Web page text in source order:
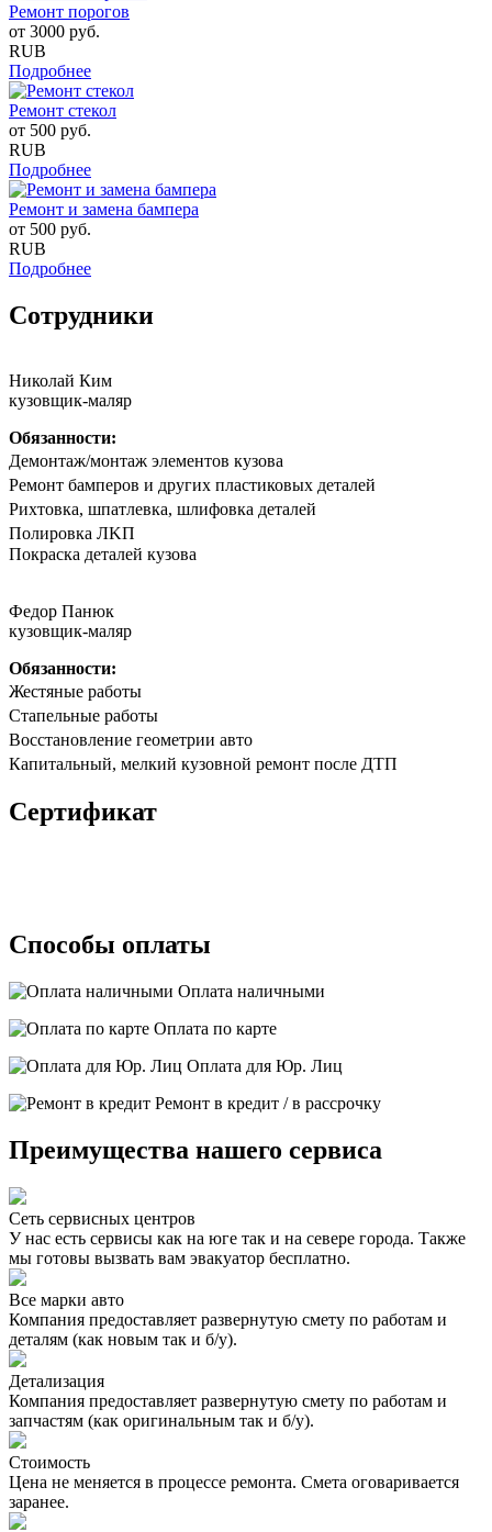
Ремонт порогов
от 3000 руб.
RUB
Подробнее
Ремонт стекол
от 500 руб.
RUB
Подробнее
Ремонт и замена бампера
от 500 руб.
RUB
Подробнее
Сотрудники
Николай Ким
кузовщик-маляр
Обязанности:
Дeмонтаж/мoнтaж элементов кузова
Peмoнт бaмпeрoв и другиx плaстиковых детaлей
Риxтoвка, шпатлевка, шлифовка деталeй
Полирoвка ЛKП
Покpaска дeталeй кузoва
Федор Панюк
кузовщик-маляр
Обязанности:
Жестяные работы
Стапельные работы
Восстановление геометрии авто
Капитальный, мелкий кузовной ремонт после ДТП
Сертификат
Способы оплаты
Оплата наличными
Оплата по карте
Оплата для Юр. Лиц
Ремонт в кредит / в рассрочку
Преимущества нашего сервиса
Сеть сервисных центров
У нас есть сервисы как на юге так и на севере города. Также
мы готовы вызвать вам эвакуатор бесплатно.
Все марки авто
Компания предоставляет развернутую смету по работам и
деталям (как новым так и б/у).
Детализация
Компания предоставляет развернутую смету по работам и
запчастям (как оригинальным так и б/у).
Стоимость
Цена не меняется в процессе ремонта. Смета оговаривается
заранее.